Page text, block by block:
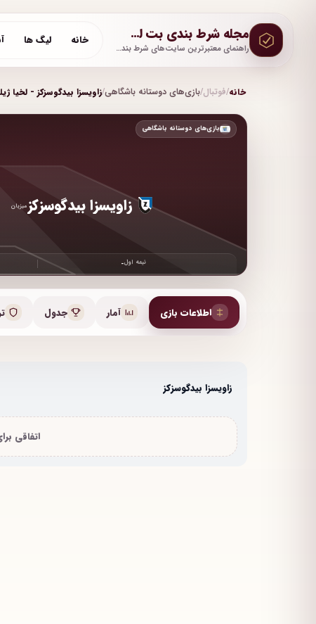
مجله شرط بندی بت لحظه
راهنمای معتبرترین سایت‌های شرط بندی با آموزش و پشتیبانی واقعی
خانه لیگ ها
خانه/فوتبال/بازی‌های دوستانه باشگاهی/زاویسزا بیدگوسزکز - لخیا
بازی‌های دوستانه باشگاهی
زاویسزا بیدگوسزکزمیزبان
نیمه اول-
اطلاعات بازی آمار جدول
زاویسزا بیدگوسزکز
اتفاقی